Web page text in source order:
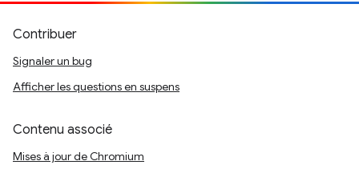
Contribuer
Signaler un bug
Afficher les questions en suspens
Contenu associé
Mises à jour de Chromium